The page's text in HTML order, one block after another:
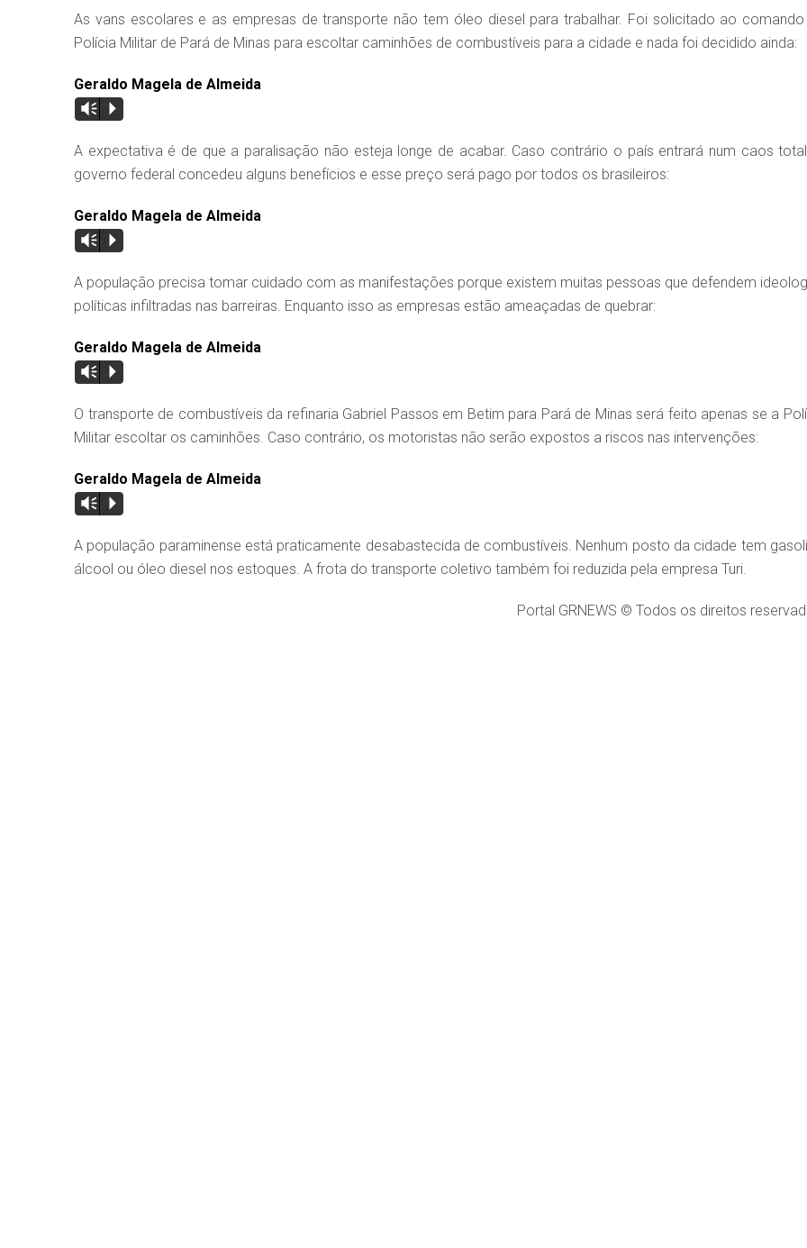
As vans escolares e as empresas de transporte não tem óleo diesel para trabalhar. Foi solicitado ao
Polícia Militar de Pará de Minas para escoltar caminhões de combustíveis para a cidade e nada foi decidido ainda:
Geraldo Magela de Almeida
Vm P
A expectativa é de que a paralisação não esteja longe de acabar. Caso contrário o país entrará num caos
governo federal concedeu alguns benefícios e esse preço será pago por todos os brasileiros:
Geraldo Magela de Almeida
Vm P
A população precisa tomar cuidado com as manifestações porque existem muitas pessoas que defendem
políticas infiltradas nas barreiras. Enquanto isso as empresas estão ameaçadas de quebrar:
Geraldo Magela de Almeida
Vm P
O transporte de combustíveis da refinaria Gabriel Passos em Betim para Pará de Minas será feito apenas se a
Militar escoltar os caminhões. Caso contrário, os motoristas não serão expostos a riscos nas intervenções:
Geraldo Magela de Almeida
Vm P
A população paraminense está praticamente desabastecida de combustíveis. Nenhum posto da cidade tem
álcool ou óleo diesel nos estoques. A frota do transporte coletivo também foi reduzida pela empresa Turi.
Portal GRNEWS © Todos os direitos